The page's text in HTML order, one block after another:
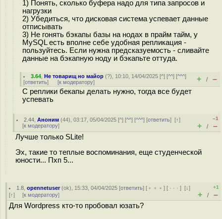
1) Понять, сколько буфера надо для типа запросов и
нагрузки
2) Убедиться, что дисковая система успевает данные
отписывать
3) Не гонять бэкапы базы на нодах в прайм тайм, у
MySQL есть вполне себе удобная репликация -
пользуйтесь. Если нужна предсказуемость - сливайте
данные на бэкапную ноду и бэкапьте оттуда.
3.64 ,Не товарищ но майор (?), 10:10, 14/04/2025 [^] [^^] [^^^]
[ответить] [к модератору] + / –
С реплики бекапы делать нужно, тогда все будет
успевать
2.44 ,Аноним (44), 03:17, 05/04/2025 [^] [^^] [^^^] [ответить][↑]
[к модератору]
–1
+ / –
Лучше только SLite!
Эх, такие то теплые воспоминания, еще студенческой
юности... Пхп 5...
1.8 ,opennetuser(ok), 15:33, 04/04/2025 [ответить] [ ﹢﹢﹢] [ · · ·][↓]
[↑] [к модератору]
+1
+ / –
Для Wordpress кто-то пробовал юзать?